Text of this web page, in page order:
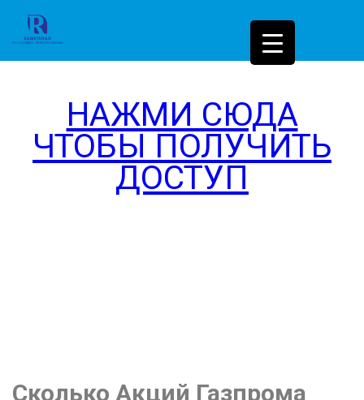
НАЖМИ СЮДА
ЧТОБЫ ПОЛУЧИТЬ
ДОСТУП
Сколько Акций Газпрома